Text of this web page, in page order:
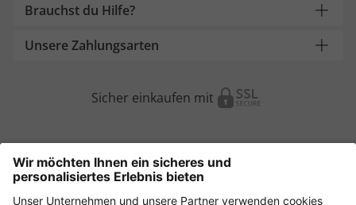
Brauchst du Hilfe?
Unsere Zahlungsarten
Sicher einkaufen mit
Weitere Onlineshops